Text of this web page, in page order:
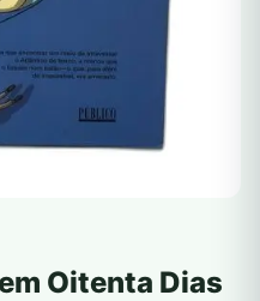
Oitenta Dias